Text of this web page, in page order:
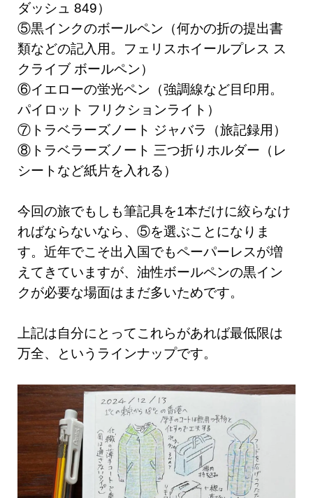
ダッシュ 849）
⑤黒インクのボールペン（何かの折の提出書
類などの記入用。フェリスホイールプレス ス
クライブ ボールペン）
⑥イエローの蛍光ペン（強調線など目印用。
パイロット フリクションライト）
⑦トラベラーズノート ジャバラ（旅記録用）
⑧トラベラーズノート 三つ折りホルダー（レ
シートなど紙片を入れる）
今回の旅でもしも筆記具を1本だけに絞らなけ
ればならないなら、⑤を選ぶことになりま
す。近年でこそ出入国でもペーパーレスが増
えてきていますが、油性ボールペンの黒イン
クが必要な場面はまだ多いためです。
上記は自分にとってこれらがあれば最低限は
万全、というラインナップです。